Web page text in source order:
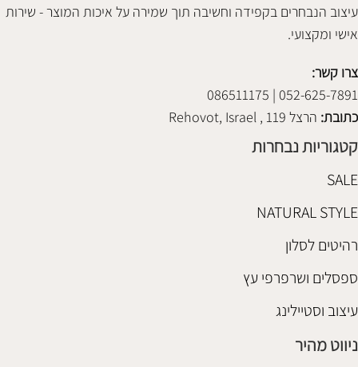
עיצוב הנבחרים בקפידה וחשיבה תוך שמירה על איכות המוצר - שירות
אישי ומקצועי.
צרו קשר:
052-625-7891 | 086511175
כתובת: הרצל 119 , Rehovot, Israel
קטגוריות נבחרות
SALE
NATURAL STYLE
רהיטים לסלון
ספסלים ושרפרפי עץ
עיצוב וסטיילינג
ניווט מהיר